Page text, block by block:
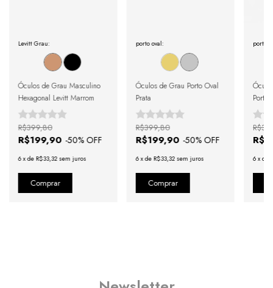
Levitt Grau:
Óculos de Grau Masculino
Hexagonal Levitt Marrom
R$199,90 -50% OFF
R$399,80
6 xde R$33,32 sem juros
porto oval:
Óculos de Grau Porto Oval
Prata
R$199,90 -50% OFF
R$399,80
6 xde R$33,32 sem juros
porto:
Porto
6 x de